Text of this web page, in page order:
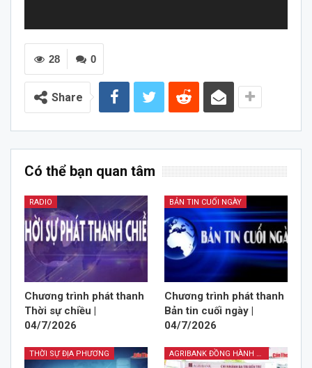
0
28
Share
Có thể bạn quan tâm
RADIO
Chương trình phát thanh
Thời sự chiều |
04/7/2026
BẢN TIN CUỐI NGÀY
Chương trình phát thanh
Bản tin cuối ngày |
04/7/2026
THỜI SỰ ĐỊA PHƯƠNG AGRIBANK ĐỒNG HÀNH CÙNG TAM NÔNG